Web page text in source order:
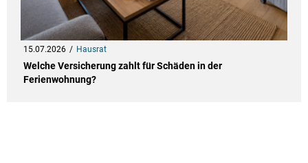
15.07.2026 Hausrat
Welche Versicherung zahlt für Schäden in der
Ferienwohnung?